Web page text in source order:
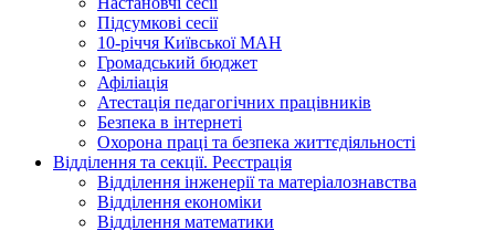
Підсумкові сесії
10-річчя Київської МАН
Громадський бюджет
Афіліація
Атестація педагогічних працівників
Безпека в інтернеті
Охорона праці та безпека життєдіяльності
Відділення та секції. Реєстрація
Відділення інженерії та матеріалознавства
Відділення економіки
Відділення математики